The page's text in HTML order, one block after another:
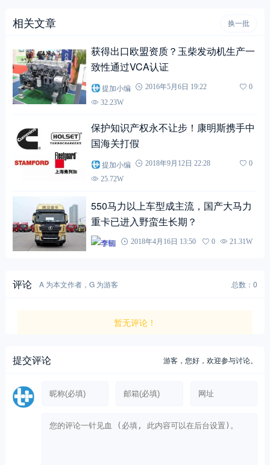
相关文章 换一批
获得出口欧盟资质？玉柴发动机生产一
致性通过VCA认证
提加小编 2016年5月6日 19:22
0
32.23W
保护知识产权永不让步！康明斯携手中
国海关打假
提加小编 2018年9月12日 22:28
0
25.72W
550马力以上车型成主流，国产大马力
重卡已进入野蛮生长期？
李韧 2018年4月16日 13:50 0 21.31W
评论 A 为本文作者，G 为游客 总数：0
暂无评论！
提交评论 游客，您好，欢迎参与讨论。